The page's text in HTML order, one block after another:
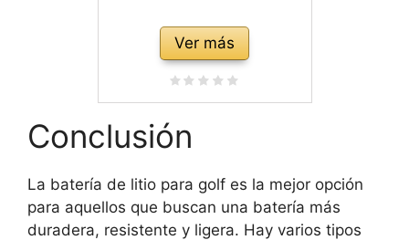
Ver más
Conclusión
La batería de litio para golf es la mejor opción
para aquellos que buscan una batería más
duradera, resistente y ligera. Hay varios tipos